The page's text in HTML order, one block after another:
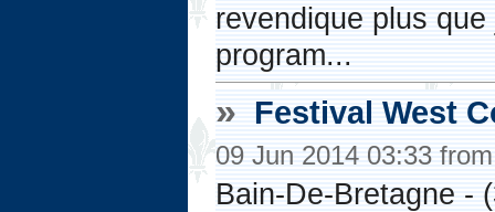
revendique plus
program...
» Festival West
09 Jun 2014 03:33
Bain-De-Bretagne -